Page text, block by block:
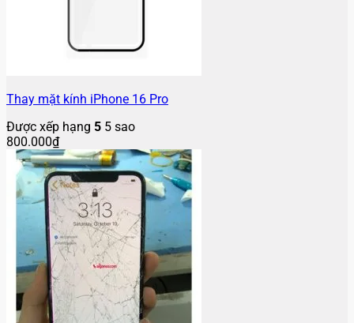
Thay mặt kính iPhone 16 Pro
Được xếp hạng 5 5 sao
800.000₫